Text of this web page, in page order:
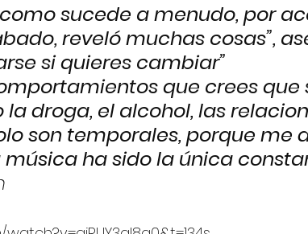
como sucede a menudo, por
reveló muchas cosas”,
si quieres cambiar”
que crees que
la droga, el alcohol, las
son temporales, porque me
ha sido la única